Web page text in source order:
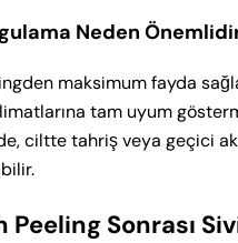
Neden
maksimum fayda
tam uyum
ciltte tahriş veya geçici
Peeling Sonrası